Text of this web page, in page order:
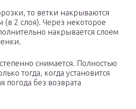
то ветки накрываются
2 слоя). Через некоторое
накрывается слоем
снимается. Полностью
тогда, когда установится
погода без возврата